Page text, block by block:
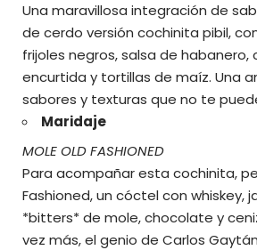
Una maravillosa integración de
de cerdo versión cochinita pibil,
frijoles negros, salsa de
encurtida y tortillas de maíz. Una
sabores y texturas que no te
Maridaje
MOLE OLD FASHIONED
Para acompañar esta cochinita,
Fashioned, un cóctel con whiskey,
*bitters* de mole, chocolate y
vez más, el genio de Carlos